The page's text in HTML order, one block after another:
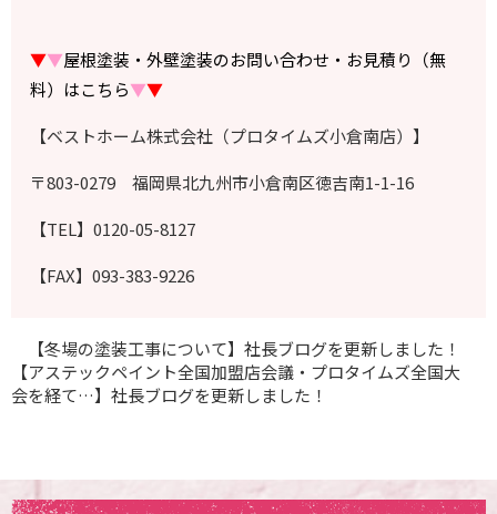
▼▼屋根塗装・外壁塗装のお問い合わせ・お見積り（無
料）はこちら▼▼
【ベストホーム株式会社（プロタイムズ小倉南店）】
〒803-0279 福岡県北九州市小倉南区徳吉南1-1-16
【TEL】0120-05-8127
【FAX】093-383-9226
【冬場の塗装工事について】社長ブログを更新しました！
【アステックペイント全国加盟店会議・プロタイムズ全国大
会を経て…】社長ブログを更新しました！